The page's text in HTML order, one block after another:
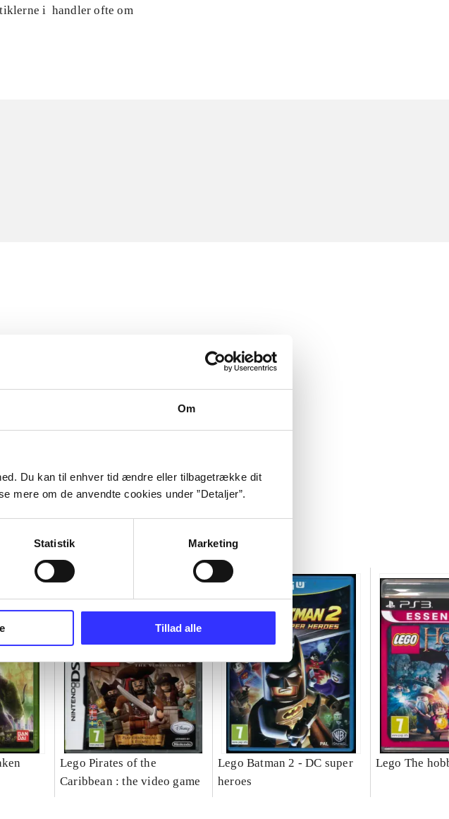
Om
Du kan til enhver tid ændre eller tilbagetrække dit
mere om de anvendte cookies under ”Detaljer”.
Statistik Marketing
Tillad alle
i handler ofte om
Lego Pirates of the
Caribbean : the video game
Lego Batman 2 - DC super
heroes
Lego The